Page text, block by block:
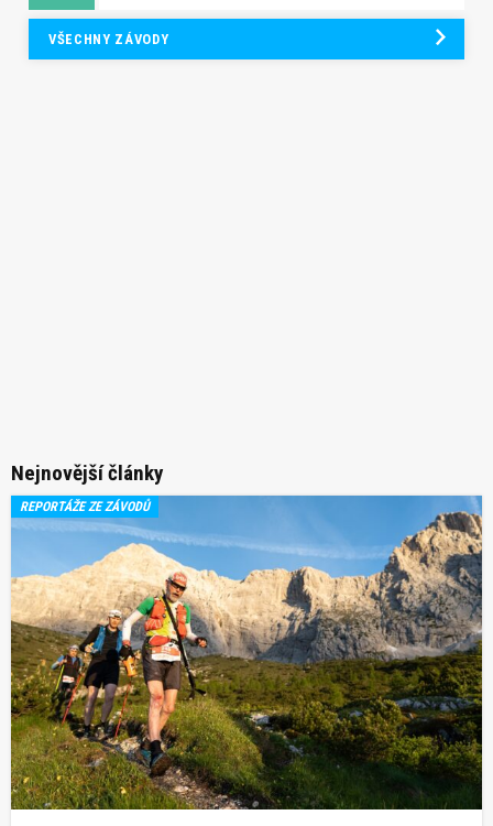
VŠECHNY ZÁVODY
Nejnovější články
REPORTÁŽE ZE ZÁVODŮ